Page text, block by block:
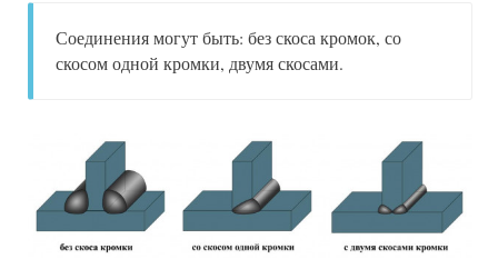
Соединения могут быть: без скоса кромок, со
скосом одной кромки, двумя скосами.